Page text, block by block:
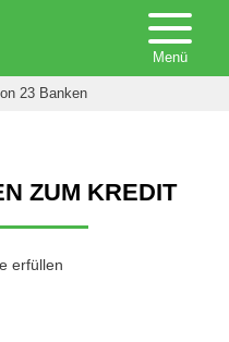
23 Banken
ZUM KREDIT
erfüllen